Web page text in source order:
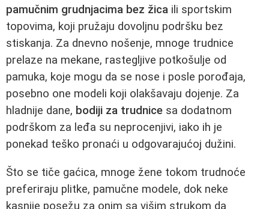
pamučnim grudnjacima bez žica ili sportskim
topovima, koji pružaju dovoljnu podršku bez
stiskanja. Za dnevno nošenje, mnoge trudnice
prelaze na mekane, rastegljive potkošulje od
pamuka, koje mogu da se nose i posle porođaja,
posebno one modeli koji olakšavaju dojenje. Za
hladnije dane, bodiji za trudnice sa dodatnom
podrškom za leđa su neprocenjivi, iako ih je
ponekad teško pronaći u odgovarajućoj dužini.
Što se tiče gaćica, mnoge žene tokom trudnoće
preferiraju plitke, pamučne modele, dok neke
kasnije posežu za onim sa višim strukom da